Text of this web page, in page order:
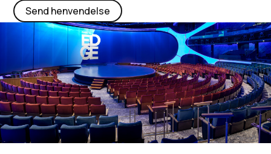
Send henvendelse